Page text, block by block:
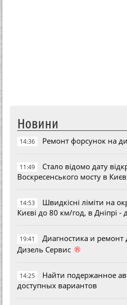
Новини
14:36 Ремонт форсунок на
11:49
Стало відомо дату
Воскресенського мосту в
14:53
Швидкісні ліміти на
Києві до 80 км/год, в Дніпрі -
19:41
Диагностика и ремонт
Дизель Сервис ®
14:25
Найти подержанное
доступных вариантов